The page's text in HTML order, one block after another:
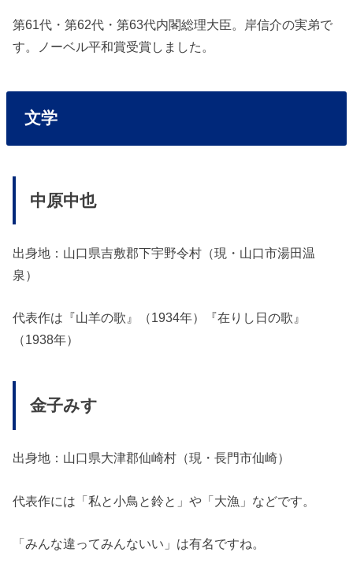
第61代・第62代・第63代内閣総理大臣。岸信介の実弟で
す。ノーベル平和賞受賞しました。
文学
中原中也
出身地：山口県吉敷郡下宇野令村（現・山口市湯田温
泉）
代表作は『山羊の歌』（1934年）『在りし日の歌』
（1938年）
金子みす
出身地：山口県大津郡仙崎村（現・長門市仙崎）
代表作には「私と小鳥と鈴と」や「大漁」などです。
「みんな違ってみんないい」は有名ですね。